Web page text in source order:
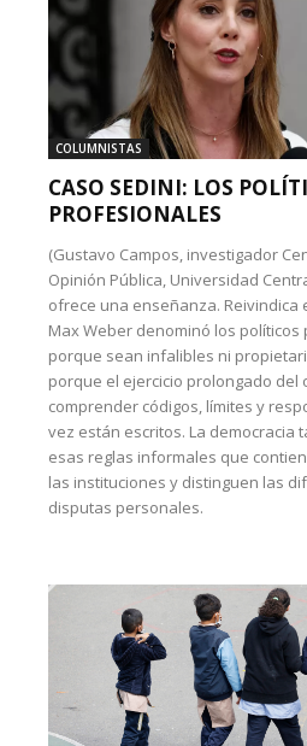
COLUMNISTAS
CASO SEDINI: LOS
PROFESIONALES
(Gustavo Campos, investigador
Opinión Pública, Universidad
ofrece una enseñanza. Reivindica
Max Weber denominó los políticos
porque sean infalibles ni
porque el ejercicio prolongado del
comprender códigos, límites y
vez están escritos. La democracia
esas reglas informales que
las instituciones y distinguen las
disputas personales.